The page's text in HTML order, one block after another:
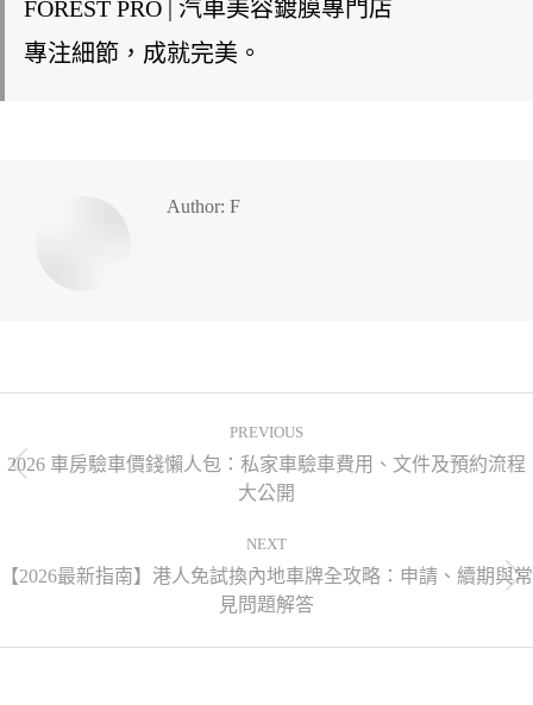
FOREST PRO | 汽車美容鍍膜專門店
專注細節，成就完美。
Author: F
PREVIOUS
2026 車房驗車價錢懶人包：私家車驗車費用、文件及預約流程
大公開
NEXT
【2026最新指南】港人免試換內地車牌全攻略：申請、續期與常
見問題解答